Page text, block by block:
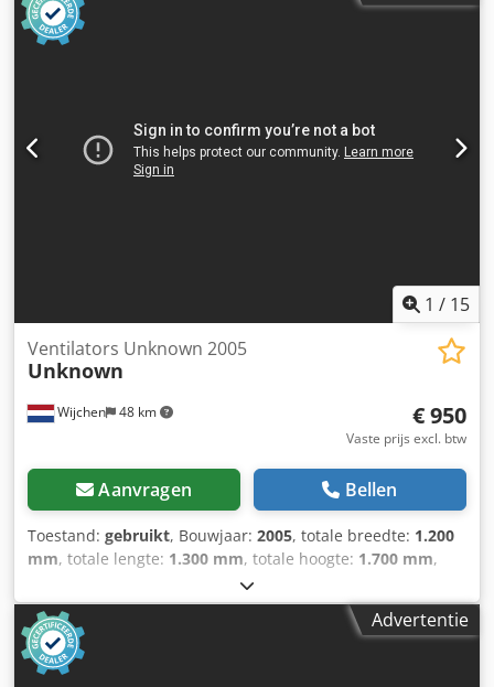
ton Afmetingen (l x b x h): 4,0 x 1,42 x 0,81 m Batterijtype:
Loodzuur Dcjdpfozlxbusx Ablek Railtransportwagen voor
1 / 15
Wijchen 48 km
Ventilators Unknown 2005
Unknown
€ 950
Vaste prijs excl. btw
Aanvragen Bellen
Toestand: gebruikt, Bouwjaar: 2005, totale breedte: 1.200
mm, totale lengte: 1.300 mm, totale hoogte: 1.700 mm,
Kleur: Zilver Ledig gewicht: 300 kg Dcedpey Uxkqefx Ablek -
Bouwjaar: 2005 - Documentatie aanwezig: Nee - CE
certificaat aanwezig: Nee - Vermogen hoofdmotor [kW]: 7.5
- Rotatiesnelheid [rpm]: 2930 - Aansluitdiameter [mm]: 395
- Uitvoerdiameter [mm]: 315 - Rotor materiaal: Metaal -
Advertentie